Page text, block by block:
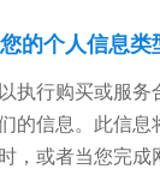
的个人信息类
执行购买或服
的信息。此信息
，或者当您完